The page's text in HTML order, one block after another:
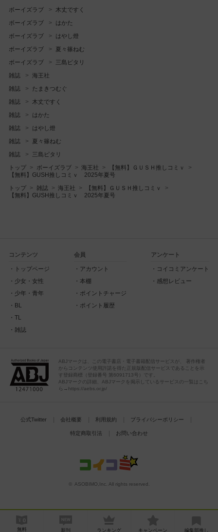
ボーイズラブ 木丈ですく
ボーイズラブ はかた
ボーイズラブ はやし燈
ボーイズラブ 夏々篠ねむ
ボーイズラブ 三島ピタリ
雑誌 海王社
雑誌 たまきつむぐ
雑誌 木丈ですく
雑誌 はかた
雑誌 はやし燈
雑誌 夏々篠ねむ
雑誌 三島ピタリ
トップ ボーイズラブ 海王社
【無料】ＧＵＳＨ推しコミｖ
【無料】GUSH推しコミｖ 2025年夏号
トップ 雑誌 海王社
【無料】ＧＵＳＨ推しコミｖ
【無料】GUSH推しコミｖ 2025年夏号
無料 新刊 ランキング キャンペーン 編集部推し
コンテンツ
トップページ
少女・女性
少年・青年
BL
TL
雑誌
会員
アカウント
本棚
ポイントチャージ
ポイント履歴
アンケート
コイコミアンケート
感想レビュー
ABJマークは、この電子書店・電子書籍配信サービスが、 著作権者
からコンテンツ使用許諾を得た正規版配信サービスであることを示
す登録商標（登録番号 第6091713号）です。
ABJマークの詳細、ABJマークを掲示しているサービスの一覧はこち
ら→https://aebs.or.jp/
公式Twitter 会社概要 利用規約 プライバシーポリシー
特定商取引法 お問い合わせ
© ASOBIMO,Inc. All rights reserved.